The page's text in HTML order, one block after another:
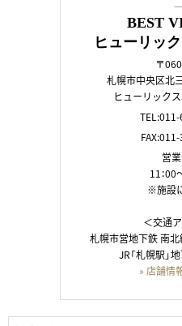
BEST
ヒューリッ
〒
札幌市中央区北
ヒューリック
営
11：00
※施設
＜交通
札幌市営地下鉄 南北
JR「札幌駅」
» 店舗情